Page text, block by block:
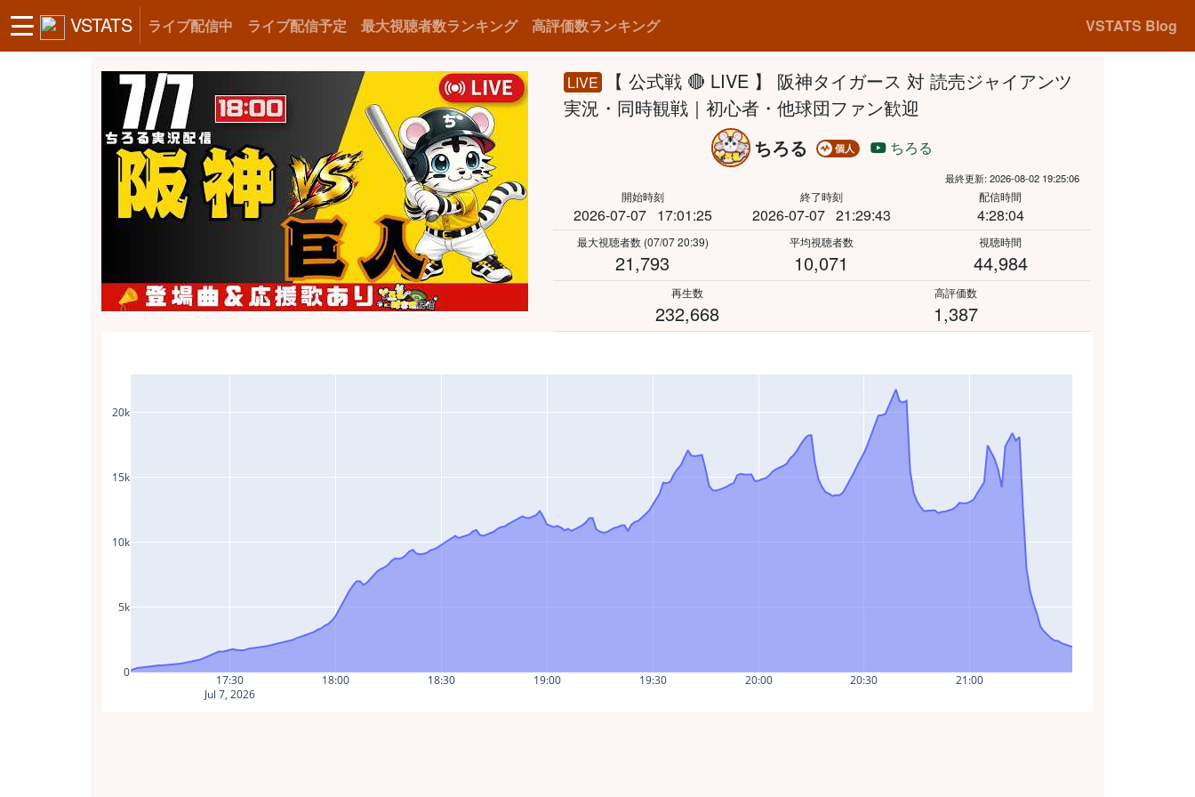
VSTATS ライブ配信中 ライブ配信予定 最大視聴者数ランキング 高評価数ランキング VSTATS Blog
LIVE
【 公式戦 🔴 LIVE 】 阪神タイガース 対 読売ジャイアンツ
実況・同時観戦｜初心者・他球団ファン歓迎
ちろる
個人 ちろる
最終更新: 2026-08-02 19:25:06
開始時刻
2026-07-07 17:01:25
終了時刻
2026-07-07 21:29:43
配信時間
4:28:04
最大視聴者数 (07/07 20:39)
21,793
平均視聴者数
10,071
視聴時間
44,984
再生数
232,668
高評価数
1,387
17:30
Jul 7, 2026
18:00 18:30 19:00 19:30 20:00 20:30 21:00
0
5k
10k
15k
20k